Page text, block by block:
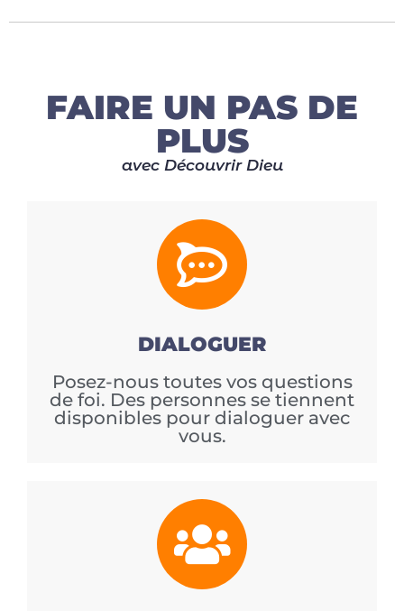
FAIRE UN PAS DE
PLUS
avec Découvrir Dieu
DIALOGUER
Posez-nous toutes vos questions
de foi. Des personnes se tiennent
disponibles pour dialoguer avec
vous.